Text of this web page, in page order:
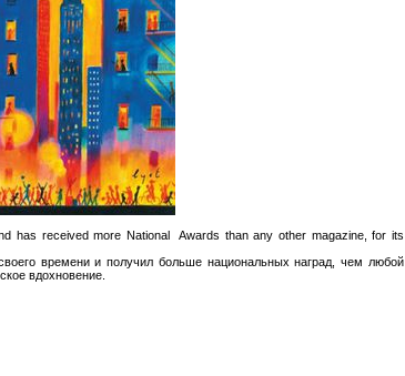
has received more National Awards than any other magazine, for its
времени и получил больше национальных наград, чем любой
вдохновение.